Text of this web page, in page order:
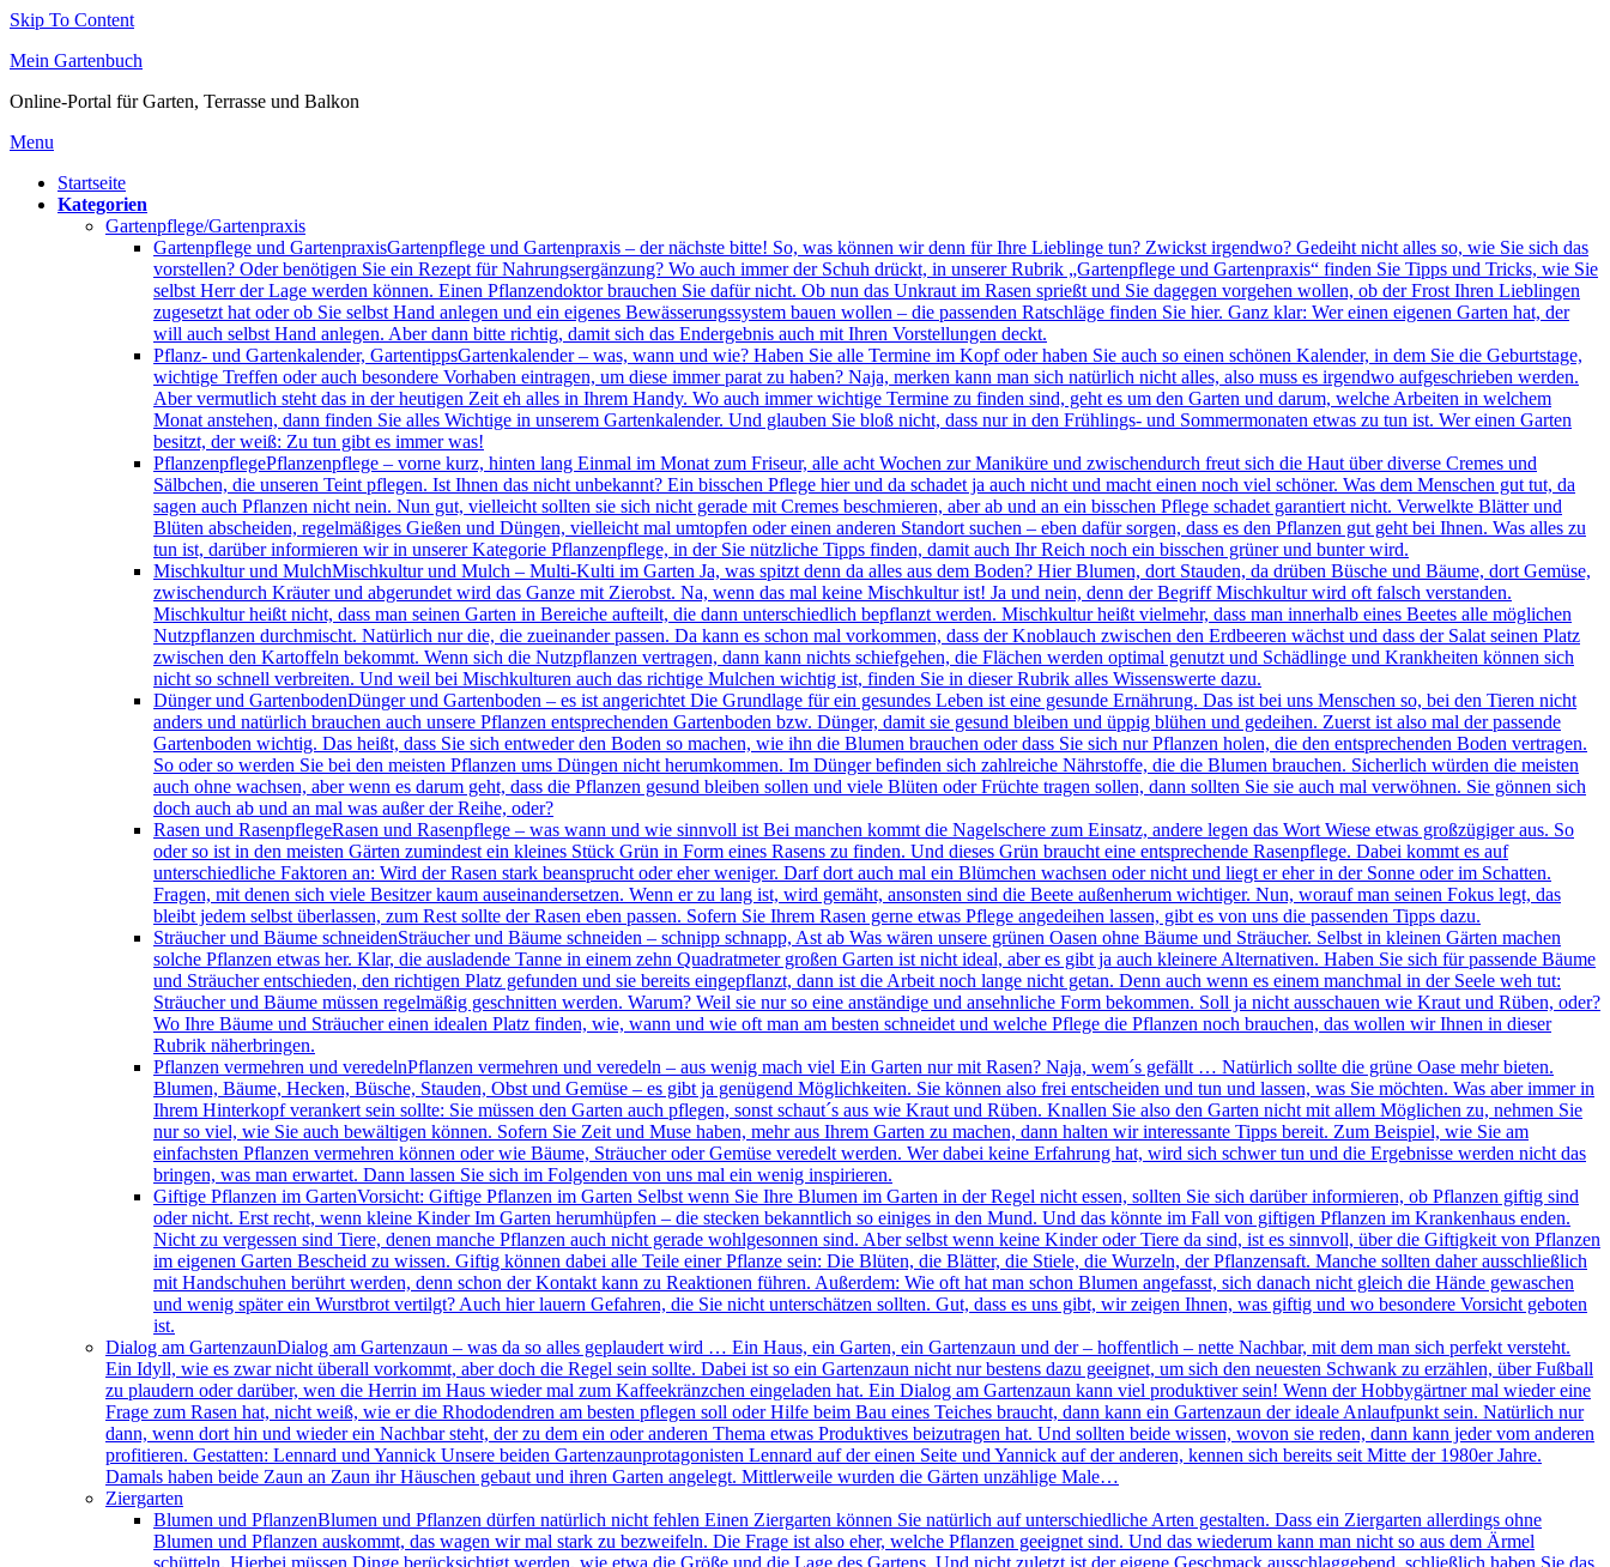
Skip To Content
Mein Gartenbuch
Online-Portal für Garten, Terrasse und Balkon
Menu
Startseite
Kategorien
Gartenpflege/Gartenpraxis
Gartenpflege und GartenpraxisGartenpflege und Gartenpraxis – der nächste bitte! So, was können wir denn für Ihre Lieblinge tun? Zwickst irgendwo? Gedeiht nicht alles so, wie Sie sich das
vorstellen? Oder benötigen Sie ein Rezept für Nahrungsergänzung? Wo auch immer der Schuh drückt, in unserer Rubrik „Gartenpflege und Gartenpraxis“ finden Sie Tipps und Tricks, wie Sie
selbst Herr der Lage werden können. Einen Pflanzendoktor brauchen Sie dafür nicht. Ob nun das Unkraut im Rasen sprießt und Sie dagegen vorgehen wollen, ob der Frost Ihren Lieblingen
zugesetzt hat oder ob Sie selbst Hand anlegen und ein eigenes Bewässerungssystem bauen wollen – die passenden Ratschläge finden Sie hier. Ganz klar: Wer einen eigenen Garten hat, der
will auch selbst Hand anlegen. Aber dann bitte richtig, damit sich das Endergebnis auch mit Ihren Vorstellungen deckt.
Pflanz- und Gartenkalender, GartentippsGartenkalender – was, wann und wie? Haben Sie alle Termine im Kopf oder haben Sie auch so einen schönen Kalender, in dem Sie die Geburtstage,
wichtige Treffen oder auch besondere Vorhaben eintragen, um diese immer parat zu haben? Naja, merken kann man sich natürlich nicht alles, also muss es irgendwo aufgeschrieben werden.
Aber vermutlich steht das in der heutigen Zeit eh alles in Ihrem Handy. Wo auch immer wichtige Termine zu finden sind, geht es um den Garten und darum, welche Arbeiten in welchem
Monat anstehen, dann finden Sie alles Wichtige in unserem Gartenkalender. Und glauben Sie bloß nicht, dass nur in den Frühlings- und Sommermonaten etwas zu tun ist. Wer einen Garten
besitzt, der weiß: Zu tun gibt es immer was!
PflanzenpflegePflanzenpflege – vorne kurz, hinten lang Einmal im Monat zum Friseur, alle acht Wochen zur Maniküre und zwischendurch freut sich die Haut über diverse Cremes und
Sälbchen, die unseren Teint pflegen. Ist Ihnen das nicht unbekannt? Ein bisschen Pflege hier und da schadet ja auch nicht und macht einen noch viel schöner. Was dem Menschen gut tut, da
sagen auch Pflanzen nicht nein. Nun gut, vielleicht sollten sie sich nicht gerade mit Cremes beschmieren, aber ab und an ein bisschen Pflege schadet garantiert nicht. Verwelkte Blätter und
Blüten abscheiden, regelmäßiges Gießen und Düngen, vielleicht mal umtopfen oder einen anderen Standort suchen – eben dafür sorgen, dass es den Pflanzen gut geht bei Ihnen. Was alles zu
tun ist, darüber informieren wir in unserer Kategorie Pflanzenpflege, in der Sie nützliche Tipps finden, damit auch Ihr Reich noch ein bisschen grüner und bunter wird.
Mischkultur und MulchMischkultur und Mulch – Multi-Kulti im Garten Ja, was spitzt denn da alles aus dem Boden? Hier Blumen, dort Stauden, da drüben Büsche und Bäume, dort Gemüse,
zwischendurch Kräuter und abgerundet wird das Ganze mit Zierobst. Na, wenn das mal keine Mischkultur ist! Ja und nein, denn der Begriff Mischkultur wird oft falsch verstanden.
Mischkultur heißt nicht, dass man seinen Garten in Bereiche aufteilt, die dann unterschiedlich bepflanzt werden. Mischkultur heißt vielmehr, dass man innerhalb eines Beetes alle möglichen
Nutzpflanzen durchmischt. Natürlich nur die, die zueinander passen. Da kann es schon mal vorkommen, dass der Knoblauch zwischen den Erdbeeren wächst und dass der Salat seinen Platz
zwischen den Kartoffeln bekommt. Wenn sich die Nutzpflanzen vertragen, dann kann nichts schiefgehen, die Flächen werden optimal genutzt und Schädlinge und Krankheiten können sich
nicht so schnell verbreiten. Und weil bei Mischkulturen auch das richtige Mulchen wichtig ist, finden Sie in dieser Rubrik alles Wissenswerte dazu.
Dünger und GartenbodenDünger und Gartenboden – es ist angerichtet Die Grundlage für ein gesundes Leben ist eine gesunde Ernährung. Das ist bei uns Menschen so, bei den Tieren nicht
anders und natürlich brauchen auch unsere Pflanzen entsprechenden Gartenboden bzw. Dünger, damit sie gesund bleiben und üppig blühen und gedeihen. Zuerst ist also mal der passende
Gartenboden wichtig. Das heißt, dass Sie sich entweder den Boden so machen, wie ihn die Blumen brauchen oder dass Sie sich nur Pflanzen holen, die den entsprechenden Boden vertragen.
So oder so werden Sie bei den meisten Pflanzen ums Düngen nicht herumkommen. Im Dünger befinden sich zahlreiche Nährstoffe, die die Blumen brauchen. Sicherlich würden die meisten
auch ohne wachsen, aber wenn es darum geht, dass die Pflanzen gesund bleiben sollen und viele Blüten oder Früchte tragen sollen, dann sollten Sie sie auch mal verwöhnen. Sie gönnen sich
doch auch ab und an mal was außer der Reihe, oder?
Rasen und RasenpflegeRasen und Rasenpflege – was wann und wie sinnvoll ist Bei manchen kommt die Nagelschere zum Einsatz, andere legen das Wort Wiese etwas großzügiger aus. So
oder so ist in den meisten Gärten zumindest ein kleines Stück Grün in Form eines Rasens zu finden. Und dieses Grün braucht eine entsprechende Rasenpflege. Dabei kommt es auf
unterschiedliche Faktoren an: Wird der Rasen stark beansprucht oder eher weniger. Darf dort auch mal ein Blümchen wachsen oder nicht und liegt er eher in der Sonne oder im Schatten.
Fragen, mit denen sich viele Besitzer kaum auseinandersetzen. Wenn er zu lang ist, wird gemäht, ansonsten sind die Beete außenherum wichtiger. Nun, worauf man seinen Fokus legt, das
bleibt jedem selbst überlassen, zum Rest sollte der Rasen eben passen. Sofern Sie Ihrem Rasen gerne etwas Pflege angedeihen lassen, gibt es von uns die passenden Tipps dazu.
Sträucher und Bäume schneidenSträucher und Bäume schneiden – schnipp schnapp, Ast ab Was wären unsere grünen Oasen ohne Bäume und Sträucher. Selbst in kleinen Gärten machen
solche Pflanzen etwas her. Klar, die ausladende Tanne in einem zehn Quadratmeter großen Garten ist nicht ideal, aber es gibt ja auch kleinere Alternativen. Haben Sie sich für passende Bäume
und Sträucher entschieden, den richtigen Platz gefunden und sie bereits eingepflanzt, dann ist die Arbeit noch lange nicht getan. Denn auch wenn es einem manchmal in der Seele weh tut:
Sträucher und Bäume müssen regelmäßig geschnitten werden. Warum? Weil sie nur so eine anständige und ansehnliche Form bekommen. Soll ja nicht ausschauen wie Kraut und Rüben, oder?
Wo Ihre Bäume und Sträucher einen idealen Platz finden, wie, wann und wie oft man am besten schneidet und welche Pflege die Pflanzen noch brauchen, das wollen wir Ihnen in dieser
Rubrik näherbringen.
Pflanzen vermehren und veredelnPflanzen vermehren und veredeln – aus wenig mach viel Ein Garten nur mit Rasen? Naja, wem´s gefällt … Natürlich sollte die grüne Oase mehr bieten.
Blumen, Bäume, Hecken, Büsche, Stauden, Obst und Gemüse – es gibt ja genügend Möglichkeiten. Sie können also frei entscheiden und tun und lassen, was Sie möchten. Was aber immer in
Ihrem Hinterkopf verankert sein sollte: Sie müssen den Garten auch pflegen, sonst schaut´s aus wie Kraut und Rüben. Knallen Sie also den Garten nicht mit allem Möglichen zu, nehmen Sie
nur so viel, wie Sie auch bewältigen können. Sofern Sie Zeit und Muse haben, mehr aus Ihrem Garten zu machen, dann halten wir interessante Tipps bereit. Zum Beispiel, wie Sie am
einfachsten Pflanzen vermehren können oder wie Bäume, Sträucher oder Gemüse veredelt werden. Wer dabei keine Erfahrung hat, wird sich schwer tun und die Ergebnisse werden nicht das
bringen, was man erwartet. Dann lassen Sie sich im Folgenden von uns mal ein wenig inspirieren.
Giftige Pflanzen im GartenVorsicht: Giftige Pflanzen im Garten Selbst wenn Sie Ihre Blumen im Garten in der Regel nicht essen, sollten Sie sich darüber informieren, ob Pflanzen giftig sind
oder nicht. Erst recht, wenn kleine Kinder Im Garten herumhüpfen – die stecken bekanntlich so einiges in den Mund. Und das könnte im Fall von giftigen Pflanzen im Krankenhaus enden.
Nicht zu vergessen sind Tiere, denen manche Pflanzen auch nicht gerade wohlgesonnen sind. Aber selbst wenn keine Kinder oder Tiere da sind, ist es sinnvoll, über die Giftigkeit von Pflanzen
im eigenen Garten Bescheid zu wissen. Giftig können dabei alle Teile einer Pflanze sein: Die Blüten, die Blätter, die Stiele, die Wurzeln, der Pflanzensaft. Manche sollten daher ausschließlich
mit Handschuhen berührt werden, denn schon der Kontakt kann zu Reaktionen führen. Außerdem: Wie oft hat man schon Blumen angefasst, sich danach nicht gleich die Hände gewaschen
und wenig später ein Wurstbrot vertilgt? Auch hier lauern Gefahren, die Sie nicht unterschätzen sollten. Gut, dass es uns gibt, wir zeigen Ihnen, was giftig und wo besondere Vorsicht geboten
ist.
Dialog am GartenzaunDialog am Gartenzaun – was da so alles geplaudert wird … Ein Haus, ein Garten, ein Gartenzaun und der – hoffentlich – nette Nachbar, mit dem man sich perfekt versteht.
Ein Idyll, wie es zwar nicht überall vorkommt, aber doch die Regel sein sollte. Dabei ist so ein Gartenzaun nicht nur bestens dazu geeignet, um sich den neuesten Schwank zu erzählen, über Fußball
zu plaudern oder darüber, wen die Herrin im Haus wieder mal zum Kaffeekränzchen eingeladen hat. Ein Dialog am Gartenzaun kann viel produktiver sein! Wenn der Hobbygärtner mal wieder eine
Frage zum Rasen hat, nicht weiß, wie er die Rhododendren am besten pflegen soll oder Hilfe beim Bau eines Teiches braucht, dann kann ein Gartenzaun der ideale Anlaufpunkt sein. Natürlich nur
dann, wenn dort hin und wieder ein Nachbar steht, der zu dem ein oder anderen Thema etwas Produktives beizutragen hat. Und sollten beide wissen, wovon sie reden, dann kann jeder vom anderen
profitieren. Gestatten: Lennard und Yannick Unsere beiden Gartenzaunprotagonisten Lennard auf der einen Seite und Yannick auf der anderen, kennen sich bereits seit Mitte der 1980er Jahre.
Damals haben beide Zaun an Zaun ihr Häuschen gebaut und ihren Garten angelegt. Mittlerweile wurden die Gärten unzählige Male…
Ziergarten
Blumen und PflanzenBlumen und Pflanzen dürfen natürlich nicht fehlen Einen Ziergarten können Sie natürlich auf unterschiedliche Arten gestalten. Dass ein Ziergarten allerdings ohne
Blumen und Pflanzen auskommt, das wagen wir mal stark zu bezweifeln. Die Frage ist also eher, welche Pflanzen geeignet sind. Und das wiederum kann man nicht so aus dem Ärmel
schütteln. Hierbei müssen Dinge berücksichtigt werden, wie etwa die Größe und die Lage des Gartens. Und nicht zuletzt ist der eigene Geschmack ausschlaggebend, schließlich haben Sie das